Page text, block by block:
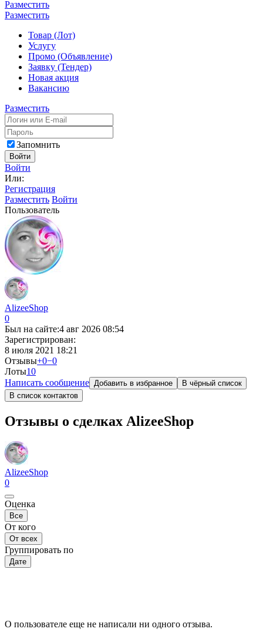
Разместить
Разместить
Товар (Лот)
Услугу
Промо (Объявление)
Заявку (Тендер)
Новая акция
Вакансию
Разместить
Запомнить
Войти
Войти
Или:
Регистрация
Разместить Войти
Пользователь
AlizeeShop
0
Был на сайте:4 авг 2026 08:54
Зарегистрирован:
8 июля 2021 18:21
Отзывы+0−0
Лоты10
Написать сообщение Добавить в избранное
В чёрный список
В список контактов
Отзывы о сделках AlizeeShop
AlizeeShop
0
Оценка
Все
От кого
От всех
Группировать по
Дате
О пользователе еще не написали ни одного отзыва.